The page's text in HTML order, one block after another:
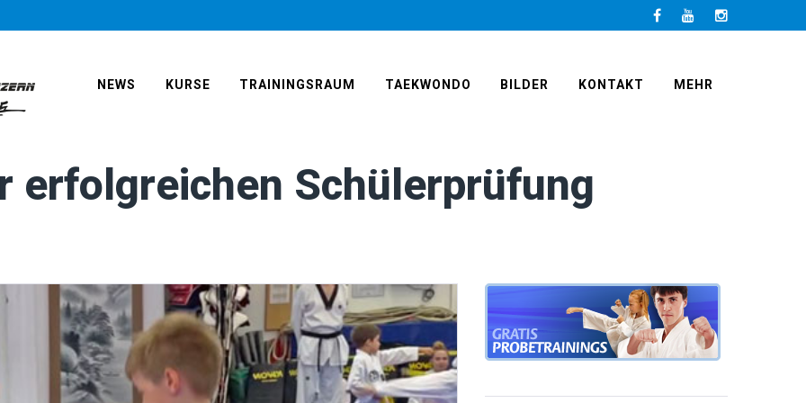
NEWS KURSE TRAININGSRAUM TAEKWONDO BILDER KONTAKT MEHR
erfolgreichen Schülerprüfung